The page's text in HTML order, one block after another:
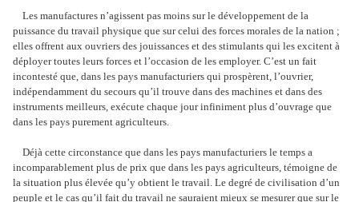
Les manufactures n’agissent pas moins sur le développement de la
puissance du travail physique que sur celui des forces morales de la nation ;
elles offrent aux ouvriers des jouissances et des stimulants qui les excitent à
déployer toutes leurs forces et l’occasion de les employer. C’est un fait
incontesté que, dans les pays manufacturiers qui prospèrent, l’ouvrier,
indépendamment du secours qu’il trouve dans des machines et dans des
instruments meilleurs, exécute chaque jour infiniment plus d’ouvrage que
dans les pays purement agriculteurs.
Déjà cette circonstance que dans les pays manufacturiers le temps a
incomparablement plus de prix que dans les pays agriculteurs, témoigne de
la situation plus élevée qu’y obtient le travail. Le degré de civilisation d’un
peuple et le cas qu’il fait du travail ne sauraient mieux se mesurer que sur le